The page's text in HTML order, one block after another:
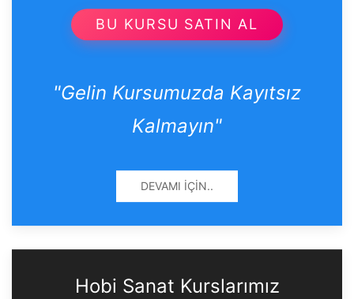
BU KURSU SATIN AL
"Gelin Kursumuzda Kayıtsız
Kalmayın"
DEVAMI İÇIN..
Hobi Sanat Kurslarımız